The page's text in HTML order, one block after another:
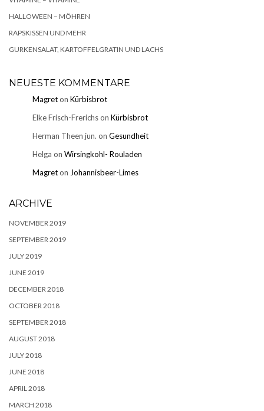
HALLOWEEN – MÖHREN
RAPSKISSEN UND MEHR
GURKENSALAT, KARTOFFELGRATIN UND LACHS
NEUESTE KOMMENTARE
Magreton Kürbisbrot
Elke Frisch-Frerichson Kürbisbrot
Herman Theen jun. on Gesundheit
Helga on Wirsingkohl- Rouladen
Magreton Johannisbeer-Limes
ARCHIVE
NOVEMBER 2019
SEPTEMBER 2019
JULY 2019
JUNE 2019
DECEMBER 2018
OCTOBER 2018
SEPTEMBER 2018
AUGUST 2018
JULY 2018
JUNE 2018
APRIL 2018
MARCH 2018